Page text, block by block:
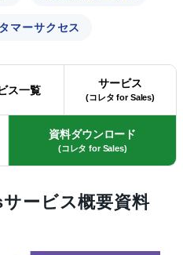
マーサクセス
ス一覧
サービス
(コレタ for Sales)
資料ダウンロード
(コレタ for Sales)
ービス概要資料